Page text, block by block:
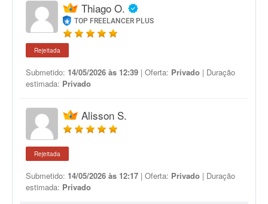
Thiago O.
TOP FREELANCER PLUS
Rejeitada
Submetido: 14/05/2026 às 12:39 | Oferta: Privado | Duração
estimada: Privado
Alisson S.
Rejeitada
Submetido: 14/05/2026 às 12:17 | Oferta: Privado | Duração
estimada: Privado